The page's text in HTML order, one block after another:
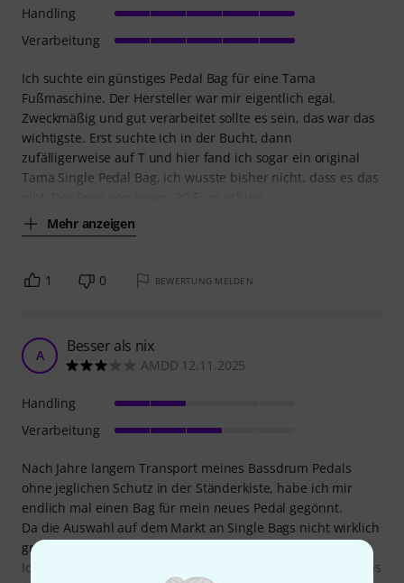
Ich suchte ein günstiges Pedal Bag für eine Tama
Fußmaschine. Der Hersteller war mir eigentlich egal.
Zweckmäßig und gut verarbeitet sollte es sein, das war das
wichtigste. Erst suchte ich in der Bucht, dann
zufälligerweise auf T und hier fand ich sogar ein original
Tama Single Pedal Bag, ich wusste bisher nicht, dass es das
Mehr anzeigen
Handling
Verarbeitung
1 0 BEWERTUNG MELDEN
A Besser als nix
AMDD 12.11.2025
Nach Jahre langem Transport meines Bassdrum Pedals
ohne jeglichen Schutz in der Ständerkiste, habe ich mir
endlich mal einen Bag für mein neues Pedal gegönnt.
Da die Auswahl auf dem Markt an Single Bags nicht wirklich
groß ist, bin ich nun bei Tama gelandet.
Ich hätte mir gewünscht, der Bag wäre etwas stabiler so das
Handling
Verarbeitung